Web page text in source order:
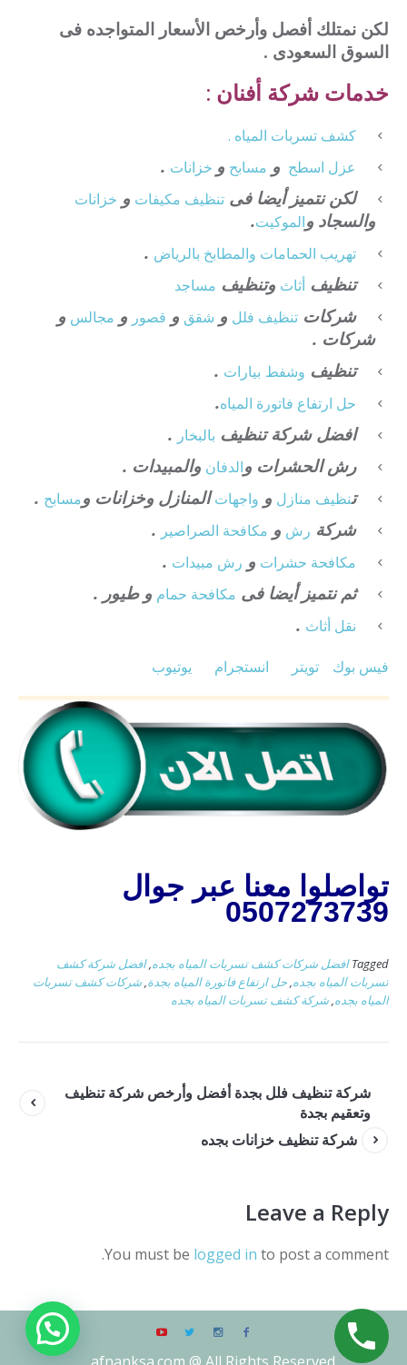
لكن نمتلك أفصل وأرخص الأسعار المتواجده فى
السوق السعودى .
خدمات شركة أفنان :
كشف تسربات المياه .
عزل اسطح و مسابح و خزانات .
لكن نتميز أيضا فى تنظيف مكيفات و خزانات
والسجاد والموكيت.
تهريب الحمامات والمطابخ بالرياض .
تنظيف أثاث وتنظيف مساجد
شركات تنظيف فلل و شقق و قصور و مجالس و
شركات .
تنظيف وشفط بيارات .
حل ارتفاع فاتورة المياه.
افضل شركة تنظيف بالبخار .
رش الحشرات والدفان والمبيدات .
تنظيف منازل و واجهاتالمنازل وخزانات ومسابح .
شركة رش و مكافحة الصراصير .
مكافحة حشرات و رش مبيدات .
ثم نتميز أيضا فى مكافحة حمام و طيور .
نقل أثاث .
فيس بوك تويتر انستجرام يوتيوب
تواصلوا معنا عبر جوال
0507273739
Tagged افضل شركات كشف تسربات المياه بجده,افضل شركة كشف
تسربات المياه بجده,حل ارتفاع فاتورة المياه بجدة,شركات كشف تسربات
المياه بجده,شركة كشف تسربات المياه بجده
شركة تنظيف فلل بجدة أفضل وأرخص شركة تنظيف
وتعقيم بجدة
شركة تنظيف خزانات بجده
Leave a Reply
You must be logged in to post a comment.